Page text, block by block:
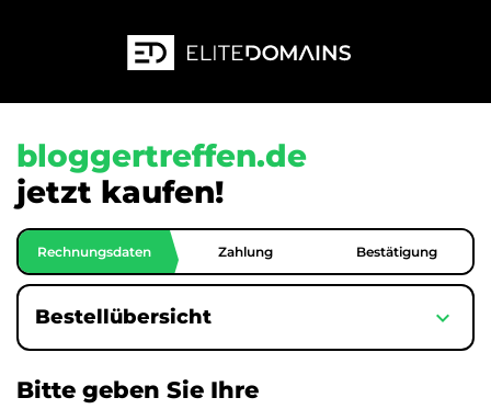
bloggertreffen.de
jetzt kaufen!
Rechnungsdaten Zahlung Bestätigung
Bestellübersicht expand_more
Bitte geben Sie Ihre